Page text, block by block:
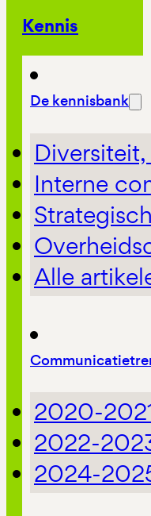
Kennis
De kennisbank
Interne
Alle
2020-
2022-
2024-